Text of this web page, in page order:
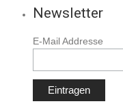
Newsletter
E-Mail Addresse